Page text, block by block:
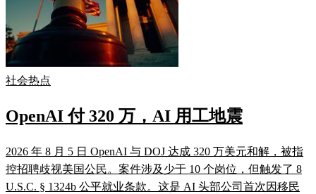
社会热点
OpenAI 付 320 万，AI 用工地震
2026 年 8 月 5 日 OpenAI 与 DOJ 达成 320 万美元和解，被指
控招聘歧视美国公民。案件涉及少于 10 个岗位，但触发了 8
U.S.C. § 1324b 公平就业条款。这是 AI 头部公司首次因移民